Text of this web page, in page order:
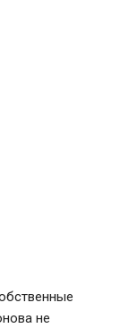
не